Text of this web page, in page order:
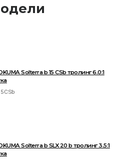
Solterra b 15 CSb тролинг 6.0:1
Solterra b SLX 20 b тролинг 3.5:1